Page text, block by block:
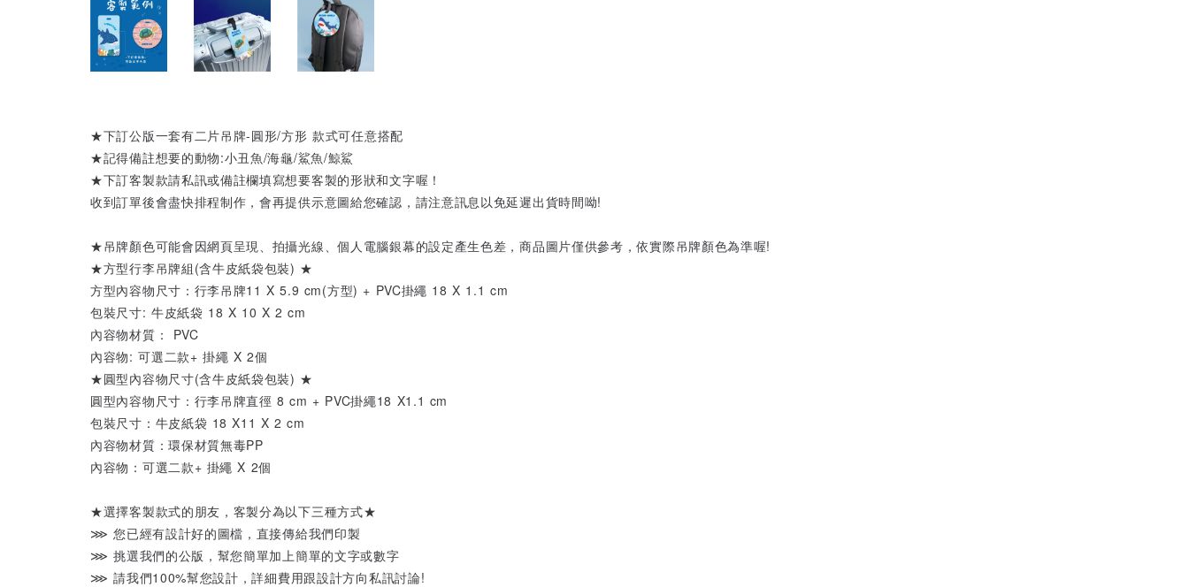
★下訂公版一套有二片吊牌-圓形/方形 款式可任意搭配
★記得備註想要的動物:小丑魚/海龜/鯊魚/鯨鯊
★下訂客製款請私訊或備註欄填寫想要客製的形狀和文字喔！
收到訂單後會盡快排程制作，會再提供示意圖給您確認，請注意訊息以免延遲出貨時間呦!
★吊牌顏色可能會因網頁呈現、拍攝光線、個人電腦銀幕的設定產生色差，商品圖片僅供參考，依實際吊牌顏色為準喔!
★方型行李吊牌組(含牛皮紙袋包裝) ★
方型內容物尺寸：行李吊牌11 X 5.9 cm(方型) + PVC掛繩 18 X 1.1 cm
包裝尺寸: 牛皮紙袋 18 X 10 X 2 cm
內容物材質： PVC
內容物: 可選二款+ 掛繩 X 2個
★圓型內容物尺寸(含牛皮紙袋包裝) ★
圓型內容物尺寸：行李吊牌直徑 8 cm + PVC掛繩18 X1.1 cm
包裝尺寸：牛皮紙袋 18 X11 X 2 cm
內容物材質：環保材質無毒PP
內容物：可選二款+ 掛繩 X 2個
★選擇客製款式的朋友，客製分為以下三種方式★
⋙ 您已經有設計好的圖檔，直接傳給我們印製
⋙ 挑選我們的公版，幫您簡單加上簡單的文字或數字
⋙ 請我們100%幫您設計，詳細費用跟設計方向私訊討論!